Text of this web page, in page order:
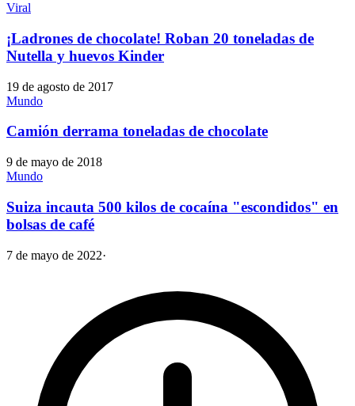
Viral
¡Ladrones de chocolate! Roban 20 toneladas de
Nutella y huevos Kinder
19 de agosto de 2017
Mundo
Camión derrama toneladas de chocolate
9 de mayo de 2018
Mundo
Suiza incauta 500 kilos de cocaína "escondidos" en
bolsas de café
7 de mayo de 2022·